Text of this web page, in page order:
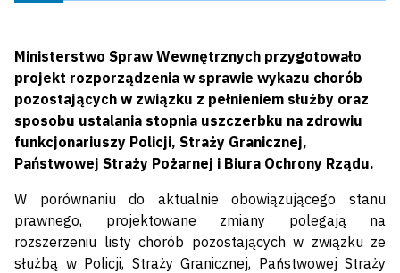
Ministerstwo Spraw Wewnętrznych przygotowało
projekt rozporządzenia w sprawie wykazu chorób
pozostających w związku z pełnieniem służby oraz
sposobu ustalania stopnia uszczerbku na zdrowiu
funkcjonariuszy Policji, Straży Granicznej,
Państwowej Straży Pożarnej i Biura Ochrony Rządu.
W porównaniu do aktualnie obowiązującego stanu
prawnego, projektowane zmiany polegają na
rozszerzeniu listy chorób pozostających w związku ze
służbą w Policji, Straży Granicznej, Państwowej Straży